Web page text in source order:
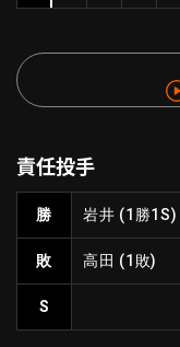
ファーム東地区
ファーム中地区
ファーム西地区
北海道日本
東北楽天
埼玉西武ラ
オリック
ニュース
設定
責任投手
勝 岩井 (1勝1S)
敗 高田 (1敗)
S